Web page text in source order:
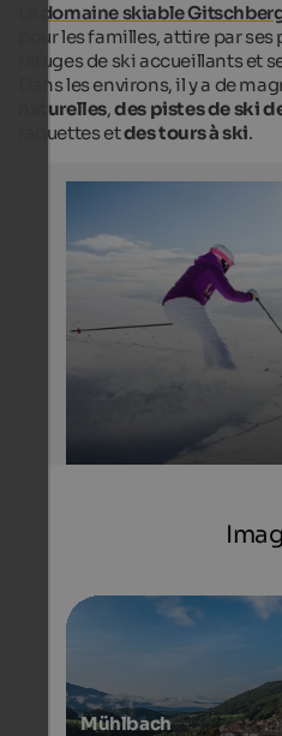
perfectly prepared slopes.
Alex Filz - Ski- & Almenregion
domaine skiable
pour les familles, attire par
refuges de ski accueillants et
Dans les environs, il y a de
naturelles,des pistes de ski
raquettes etdes tours à ski.
Mühlbach